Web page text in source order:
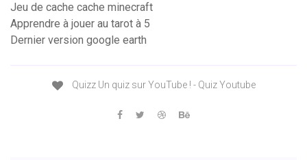
Jeu de cache cache minecraft
Apprendre à jouer au tarot à 5
Dernier version google earth
Quizz Un quiz sur YouTube ! - Quiz Youtube